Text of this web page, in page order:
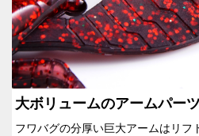
大ボリュームのアームパーツ
フワバグの分厚い巨大アームはリフ